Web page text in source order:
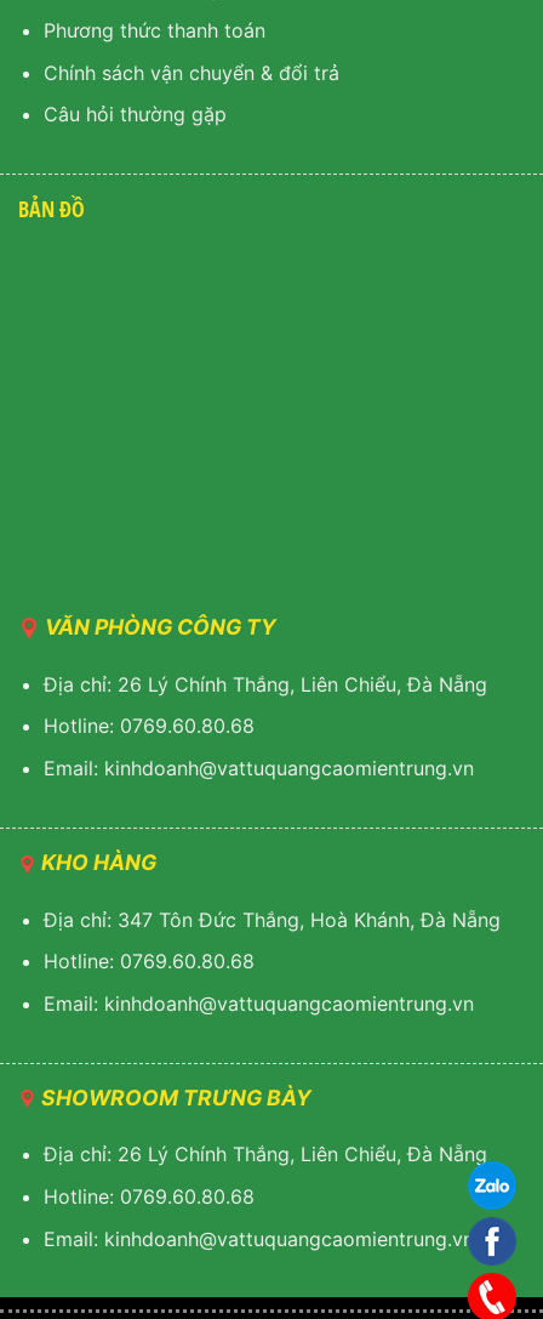
Phương thức thanh toán
Chính sách vận chuyển & đổi trả
Câu hỏi thường gặp
BẢN ĐỒ
VĂN PHÒNG CÔNG TY
Địa chỉ: 26 Lý Chính Thắng, Liên Chiểu, Đà Nẵng
Hotline: 0769.60.80.68
Email: kinhdoanh@vattuquangcaomientrung.vn
KHO HÀNG
Địa chỉ: 347 Tôn Đức Thắng, Hoà Khánh, Đà Nẵng
Hotline: 0769.60.80.68
Email: kinhdoanh@vattuquangcaomientrung.vn
SHOWROOM TRƯNG BÀY
Địa chỉ: 26 Lý Chính Thắng, Liên Chiểu, Đà Nẵng
Hotline: 0769.60.80.68
Email: kinhdoanh@vattuquangcaomientrung.vn